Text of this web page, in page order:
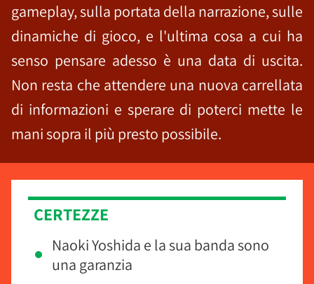
gameplay, sulla portata della narrazione, sulle
dinamiche di gioco, e l'ultima cosa a cui ha
senso pensare adesso è una data di uscita.
Non resta che attendere una nuova carrellata
di informazioni e sperare di poterci mette le
mani sopra il più presto possibile.
CERTEZZE
Naoki Yoshida e la sua banda sono
una garanzia